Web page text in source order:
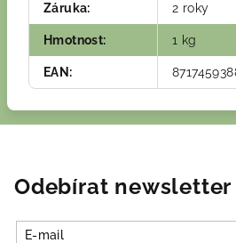
Záruka: 2 roky
Hmotnost: 1 kg
EAN :
Odebírat newsletter
E-mail